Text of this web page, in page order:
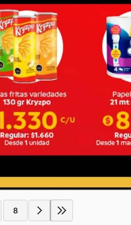
8